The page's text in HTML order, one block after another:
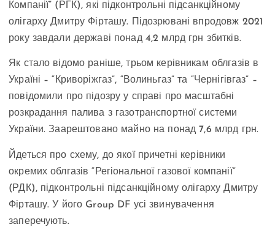
Компанії” (РГК), які підконтрольні підсанкційному
олігарху Дмитру Фірташу. Підозрювані впродовж 2021
року завдали державі понад 4,2 млрд грн збитків.
Як стало відомо раніше, трьом керівникам облгазів в
Україні – “Криворіжгаз”, “Волиньгаз” та “Чернігівгаз” –
повідомили про підозру у справі про масштабні
розкрадання палива з газотранспортної системи
України. Заарештовано майно на понад 7,6 млрд грн.
Йдеться про схему, до якої причетні керівники
окремих облгазів “Регіональної газової компанії”
(РДК), підконтрольні підсанкційному олігарху Дмитру
Фірташу. У його Group DF усі звинувачення
заперечують.